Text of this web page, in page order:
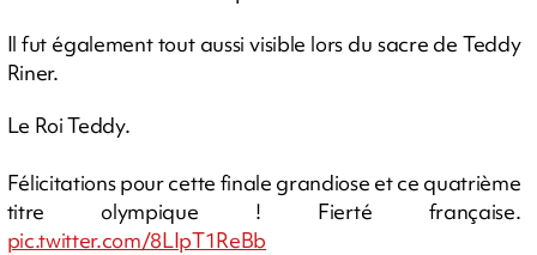
Il fut également tout aussi visible lors du sacre de Teddy
Riner.
Le Roi Teddy.
Félicitations pour cette finale grandiose et ce quatrième
titre olympique ! Fierté française.
pic.twitter.com/8LIpT1ReBb